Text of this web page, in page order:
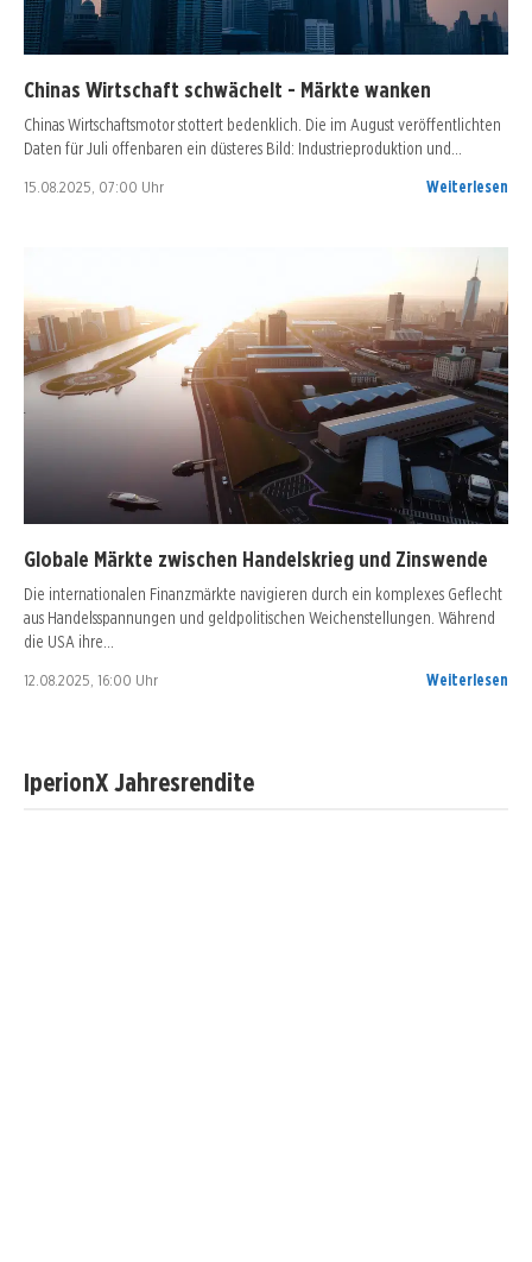
Chinas Wirtschaft schwächelt - Märkte wanken
Chinas Wirtschaftsmotor stottert bedenklich. Die im August veröffentlichten
Daten für Juli offenbaren ein düsteres Bild: Industrieproduktion und…
15.08.2025, 07:00 Uhr Weiterlesen
Globale Märkte zwischen Handelskrieg und Zinswende
Die internationalen Finanzmärkte navigieren durch ein komplexes Geflecht
aus Handelsspannungen und geldpolitischen Weichenstellungen. Während
die USA ihre…
12.08.2025, 16:00 Uhr Weiterlesen
IperionX Jahresrendite